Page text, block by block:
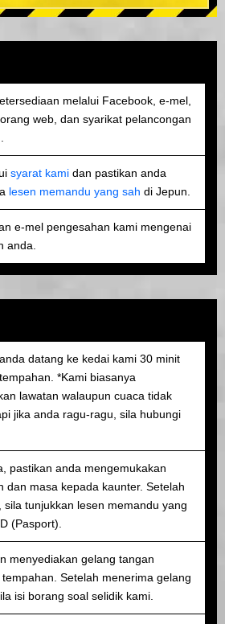
melalui Facebook, e-mel,
web, dan syarikat pelancongan
syarat kami dan pastikan anda
lesen memandu yang sah di Jepun.
e-mel pengesahan kami mengenai
anda.
datang ke kedai kami 30 minit
*Kami biasanya
lawatan walaupun cuaca tidak
jika anda ragu-ragu, sila hubungi
pastikan anda mengemukakan
dan masa kepada kaunter. Setelah
sila tunjukkan lesen memandu yang
(Pasport).
menyediakan gelang tangan
Setelah menerima gelang
isi borang soal selidik kami.